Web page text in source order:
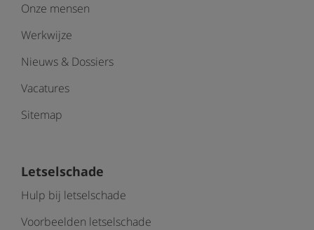
Onze mensen
Werkwijze
Nieuws & Dossiers
Vacatures
Sitemap
Letselschade
Hulp bij letselschade
Voorbeelden letselschade